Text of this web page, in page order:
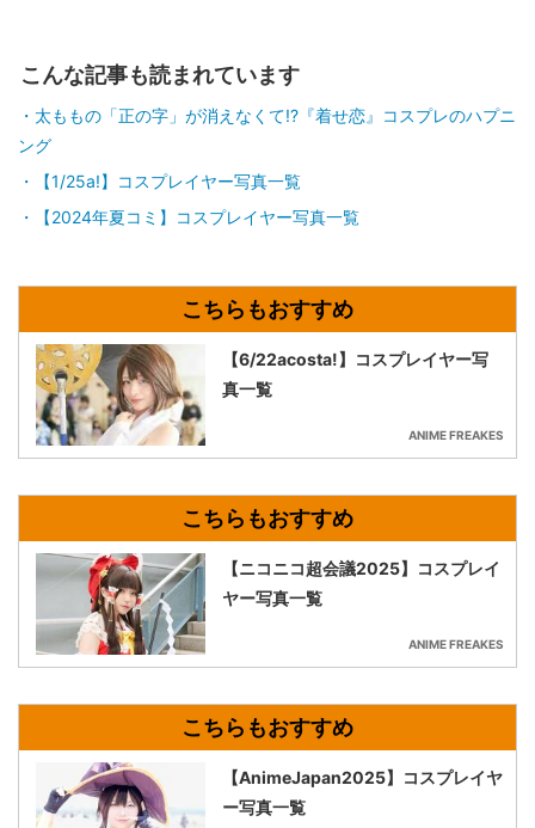
こんな記事も読まれています
太ももの「正の字」が消えなくて!?『着せ恋』コスプレのハプニ
ング
【1/25a!】コスプレイヤー写真一覧
【2024年夏コミ】コスプレイヤー写真一覧
【6/22acosta!】コスプレイヤー写
真一覧
ANIME FREAKES
【ニコニコ超会議2025】コスプレイ
ヤー写真一覧
ANIME FREAKES
【AnimeJapan2025】コスプレイヤ
ー写真一覧